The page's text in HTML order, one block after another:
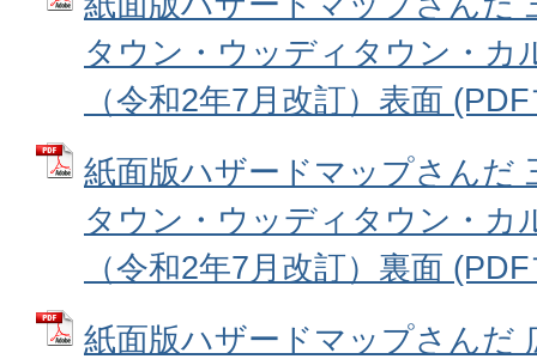
タウン・ウッディタウン・カ
（令和2年7月改訂）表面
紙面版ハザードマップさんだ
タウン・ウッディタウン・カ
（令和2年7月改訂）裏面
紙面版ハザードマップさんだ